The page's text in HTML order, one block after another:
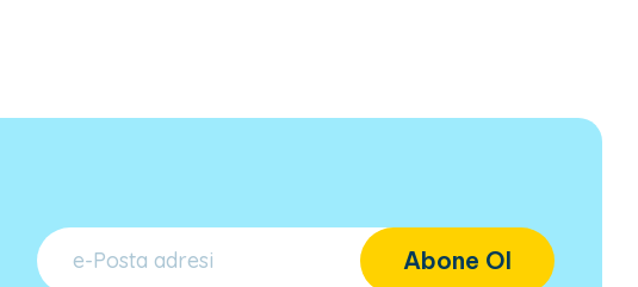
Abone Ol